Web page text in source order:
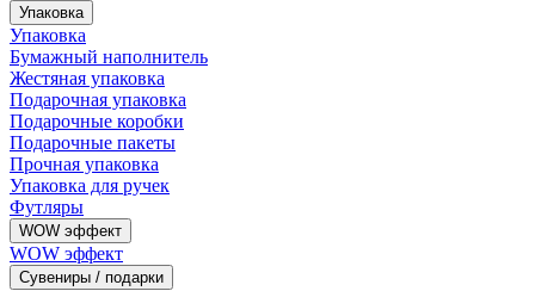
Упаковка
Упаковка
Бумажный наполнитель
Жестяная упаковка
Подарочная упаковка
Подарочные коробки
Подарочные пакеты
Прочная упаковка
Упаковка для ручек
Футляры
WOW эффект
WOW эффект
Сувениры / подарки